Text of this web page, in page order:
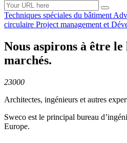
Techniques spéciales du bâtiment
circulaire Project management et
Nous aspirons à être
marchés.
23000
Architectes, ingénieurs et autres
Sweco est le principal bureau
Europe.